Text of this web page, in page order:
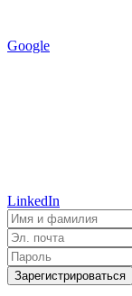
Google
LinkedIn
Зарегистрироваться